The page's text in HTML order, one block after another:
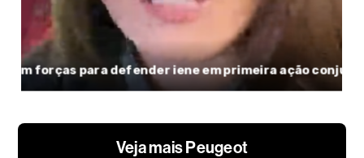
Veja mais Peugeot